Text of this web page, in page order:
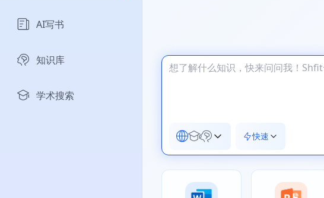
AI写书
知识库
学术搜索
快速